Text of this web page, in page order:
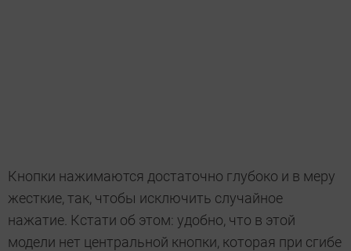
Кнопки нажимаются достаточно глубоко и в меру
жесткие, так, чтобы исключить случайное
нажатие. Кстати об этом: удобно, что в этой
модели нет центральной кнопки, которая при сгибе